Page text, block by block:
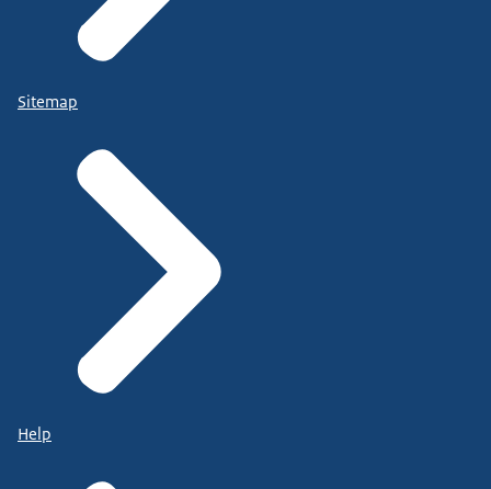
Sitemap
Help